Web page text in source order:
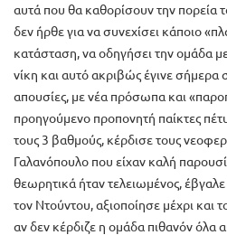
αυτά που θα καθορίσουν την πορεία
δεν ήρθε για να συνεχίσει κάποιο
κατάσταση, να οδηγήσει την ομάδα
νίκη και αυτό ακριβώς έγινε σήμερα
απουσίες, με νέα πρόσωπα και
προηγούμενο προπονητή παίκτες
τους 3 βαθμούς, κέρδισε τους
Γαλανόπουλο που είχαν καλή
θεωρητικά ήταν τελειωμένος,
τον Ντούντου, αξιοποίησε μέχρι και
αν δεν κέρδιζε η ομάδα πιθανόν όλα